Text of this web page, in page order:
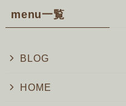
menu一覧
BLOG
HOME